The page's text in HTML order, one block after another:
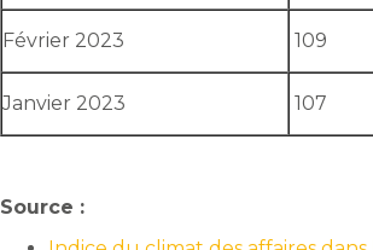
Février 2023 109
Janvier 2023 107
Source :